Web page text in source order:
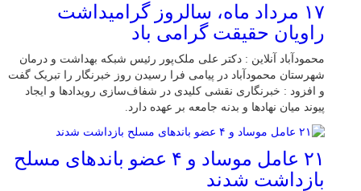
۱۷ مرداد ماه، سالروز گرامیداشت
راویان حقیقت گرامی باد
محمودآباد آنلاین : دکتر علی ملک‌پور رئیس شبکه بهداشت و درمان
شهرستان محمودآباد در پیامی فرا رسیدن روز خبرنگار را تبریک گفت
و افزود : خبرنگاری نقشی کلیدی در شفاف‌سازی رویدادها و ایجاد
پیوند میان نهادها و بدنه جامعه بر عهده دارد.
۲۱ عامل موساد و ۴ عضو باند‌های مسلح
بازداشت شدند